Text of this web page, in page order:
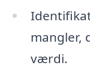
mangler,
værdi.